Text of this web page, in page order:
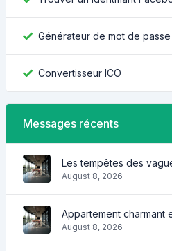
Générateur de mot de passe
Convertisseur ICO
Messages récents
Les tempêtes des
August 8, 2026
Appartement charmant
August 8, 2026